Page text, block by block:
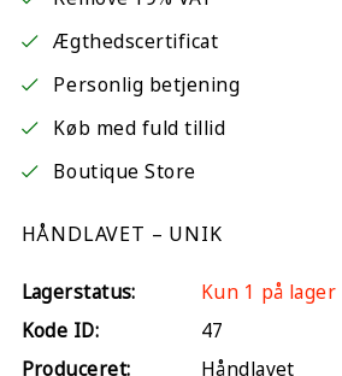
Ægthedscertificat
Personlig betjening
Køb med fuld tillid
Boutique Store
HÅNDLAVET – UNIK
Lagerstatus:
Kun 1 på lager
Kode ID:
47
Produceret:
Håndlavet